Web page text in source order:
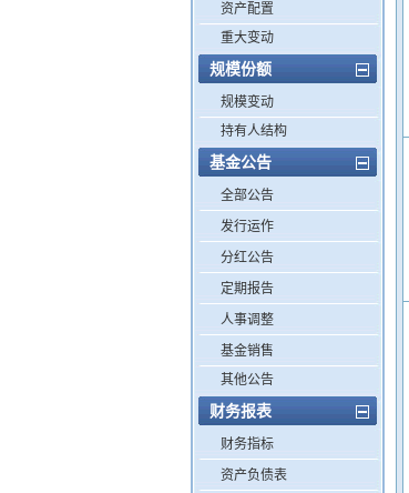
资产配置
重大变动
规模份额
规模变动
持有人结构
基金公告
全部公告
发行运作
分红公告
定期报告
人事调整
基金销售
其他公告
财务报表
财务指标
资产负债表